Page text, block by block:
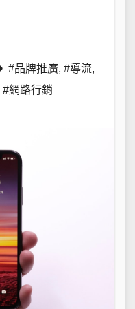
#品牌推廣, #導流,
#網路行銷